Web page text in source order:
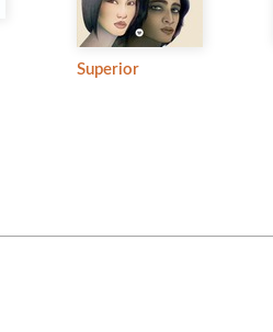
Superior